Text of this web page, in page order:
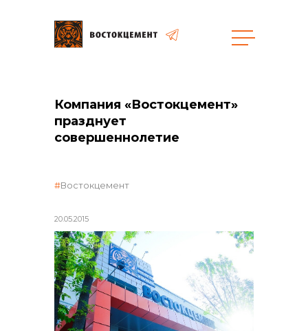
Закупки
общая информация
реализация неликвидов
Компания «Востокцемент»
празднует
совершеннолетие
20.05.2015
Востокцемент